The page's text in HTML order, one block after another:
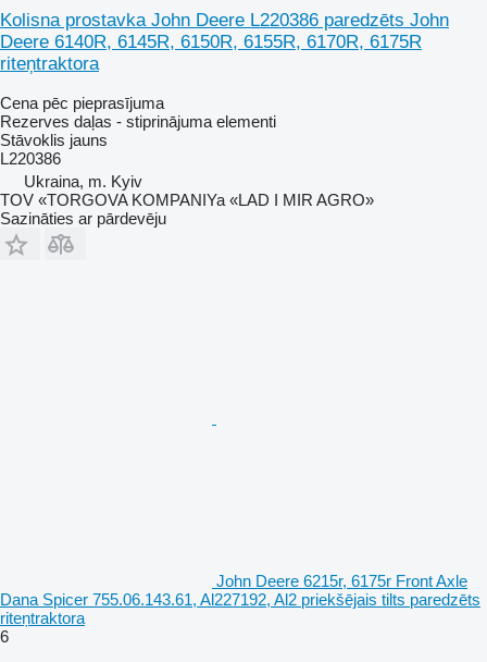
Kolisna prostavka John Deere L220386 paredzēts John
Deere 6140R, 6145R, 6150R, 6155R, 6170R, 6175R
riteņtraktora
Cena pēc pieprasījuma
Rezerves daļas - stiprinājuma elementi
Stāvoklis jauns
L220386
Ukraina, m. Kyiv
TOV «TORGOVA KOMPANIYa «LAD I MIR AGRO»
Sazināties ar pārdevēju
John Deere 6215r, 6175r Front Axle
Dana Spicer 755.06.143.61, Al227192, Al2 priekšējais tilts paredzēts
riteņtraktora
6